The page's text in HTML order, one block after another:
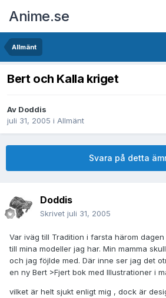
Anime.se
Allmänt
Bert och Kalla kriget
Av Doddis
juli 31, 2005 i Allmänt
Svara på detta
Doddis
Skrivet juli 31, 2005
Var iväg till Tradition i farsta härom
till mina modeller jag har. Min mamma
och jag föjlde med. Där inne ser jag det
en ny Bert >Fjert bok med Illustrationer i
vilket är helt sjukt enligt mig , dock är